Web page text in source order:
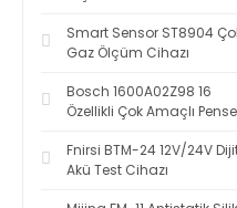
Smart Sensor ST8904
Gaz Ölçüm Cihazı
Bosch 1600A02Z98 16
Özellikli Çok Amaçlı Pense
Fnirsi BTM-24 12V/24V
Akü Test Cihazı